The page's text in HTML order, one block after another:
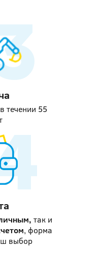
течении 55
так и
, форма
выбор